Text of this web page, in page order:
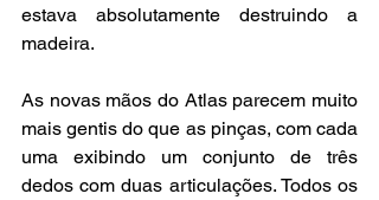
estava absolutamente destruindo a
madeira.
As novas mãos do Atlas parecem muito
mais gentis do que as pinças, com cada
uma exibindo um conjunto de três
dedos com duas articulações. Todos os